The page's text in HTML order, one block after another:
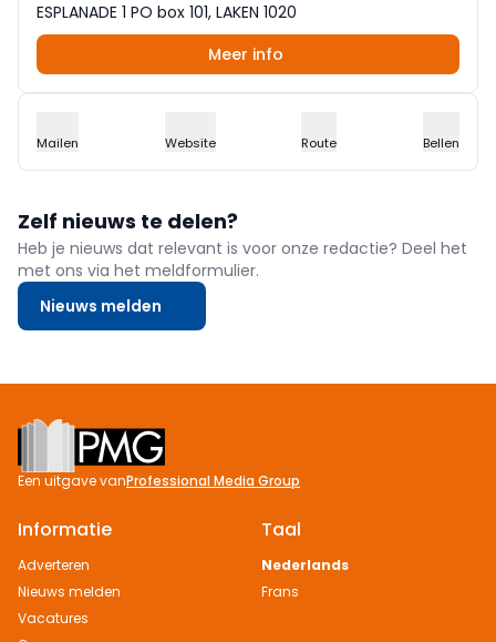
ESPLANADE 1 PO box 101, LAKEN 1020
Meer info
Mailen Website Route Bellen
Zelf nieuws te delen?
Heb je nieuws dat relevant is voor onze redactie? Deel het
met ons via het meldformulier.
Nieuws melden
Footer
Een uitgave vanProfessional Media Group
Informatie
Adverteren
Nieuws melden
Vacatures
Taal
Nederlands
Frans